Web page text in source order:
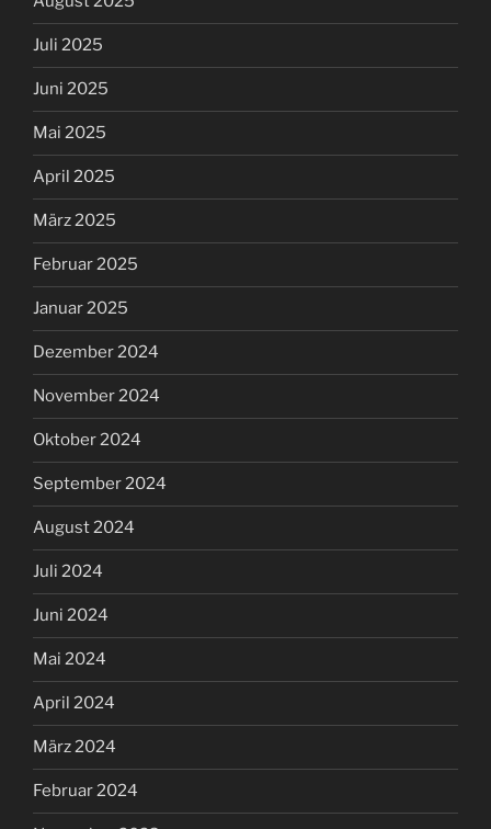
Juli 2025
Juni 2025
Mai 2025
April 2025
März 2025
Februar 2025
Januar 2025
Dezember 2024
November 2024
Oktober 2024
September 2024
August 2024
Juli 2024
Juni 2024
Mai 2024
April 2024
März 2024
Februar 2024